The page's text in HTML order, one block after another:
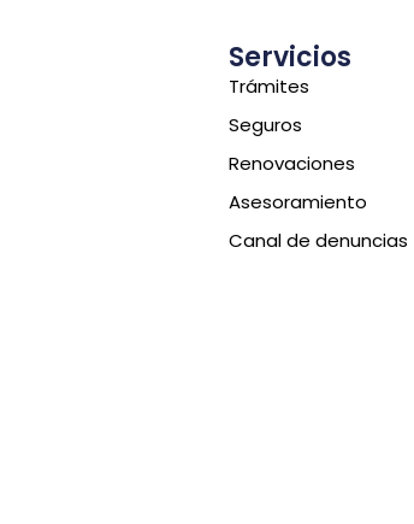
Servicios
Trámites
Seguros
Renovaciones
Asesoramiento
Canal de denuncias